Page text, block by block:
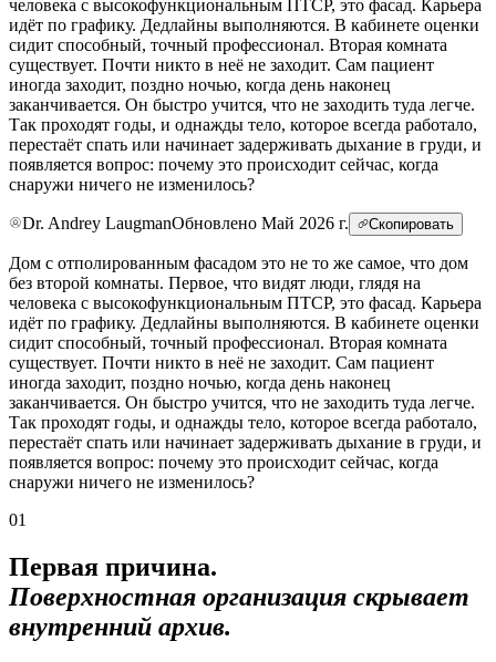
человека с высокофункциональным ПТСР, это фасад. Карьера
идёт по графику. Дедлайны выполняются. В кабинете оценки
сидит способный, точный профессионал. Вторая комната
существует. Почти никто в неё не заходит. Сам пациент
иногда заходит, поздно ночью, когда день наконец
заканчивается. Он быстро учится, что не заходить туда легче.
Так проходят годы, и однажды тело, которое всегда работало,
перестаёт спать или начинает задерживать дыхание в груди, и
появляется вопрос: почему это происходит сейчас, когда
снаружи ничего не изменилось?
Dr. Andrey LaugmanОбновлено Май 2026 г. Скопировать
Дом с отполированным фасадом это не то же самое, что дом
без второй комнаты. Первое, что видят люди, глядя на
человека с высокофункциональным ПТСР, это фасад. Карьера
идёт по графику. Дедлайны выполняются. В кабинете оценки
сидит способный, точный профессионал. Вторая комната
существует. Почти никто в неё не заходит. Сам пациент
иногда заходит, поздно ночью, когда день наконец
заканчивается. Он быстро учится, что не заходить туда легче.
Так проходят годы, и однажды тело, которое всегда работало,
перестаёт спать или начинает задерживать дыхание в груди, и
появляется вопрос: почему это происходит сейчас, когда
снаружи ничего не изменилось?
01
Первая причина.
Поверхностная организация скрывает
внутренний архив.